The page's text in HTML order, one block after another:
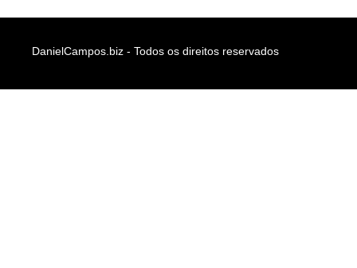
DanielCampos.biz - Todos os direitos reservados